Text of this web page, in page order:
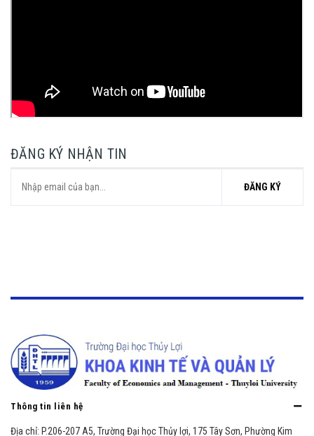
ĐĂNG KÝ NHẬN TIN
ĐĂNG KÝ
Thông tin liên hệ
Địa chỉ: P.206-207 A5, Trường Đại học Thủy lợi, 175 Tây Sơn, Phường Kim